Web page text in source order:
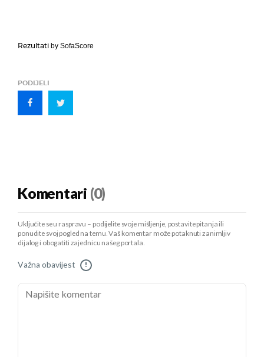
Rezultati by SofaScore
PODIJELI
Komentari (0)
Uključite se u raspravu – podijelite svoje mišljenje, postavite pitanja ili
ponudite svoj pogled na temu. Vaš komentar može potaknuti zanimljiv
dijalog i obogatiti zajednicu našeg portala.
Važna obavijest !